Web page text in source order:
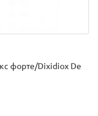
форте/Dixidiox De